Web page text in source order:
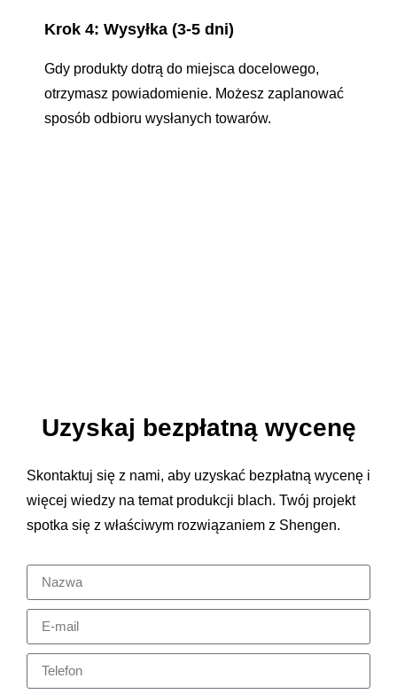
Krok 4: Wysyłka (3-5 dni)
Gdy produkty dotrą do miejsca docelowego,
otrzymasz powiadomienie. Możesz zaplanować
sposób odbioru wysłanych towarów.
Uzyskaj bezpłatną wycenę
Skontaktuj się z nami, aby uzyskać bezpłatną wycenę i
więcej wiedzy na temat produkcji blach. Twój projekt
spotka się z właściwym rozwiązaniem z Shengen.